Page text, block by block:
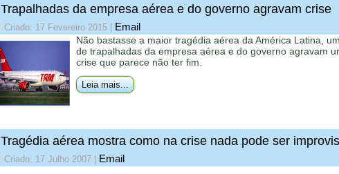
Trapalhadas da empresa aérea e do governo agravam crise
Criado: 17 Fevereiro 2015 Email
Não bastasse a maior tragédia aérea da América Latina,
de trapalhadas da empresa aérea e do governo agravam
crise que parece não ter fim.
Leia mais...
Tragédia aérea mostra como na crise nada pode ser
Criado: 17 Julho 2007 Email